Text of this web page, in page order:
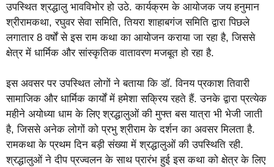
उपस्थित श्रद्धालु भावविभोर हो उठे. कार्यक्रम के आयोजक जय हनुमान
श्रीरामकथा, रघुवर सेवा समिति, तियरा शाहाबगंज समिति द्वारा पिछले
लगातार 8 वर्षों से इस राम कथा का आयोजन कराया जा रहा है, जिससे
क्षेत्र में धार्मिक और सांस्कृतिक वातावरण मजबूत हो रहा है.
इस अवसर पर उपस्थित लोगों ने बताया कि डॉ. विनय प्रकाश तिवारी
सामाजिक और धार्मिक कार्यों में हमेशा सक्रिय रहते हैं. उनके द्वारा प्रत्येक
महीने अयोध्या धाम के लिए श्रद्धालुओं की मुफ्त बस यात्रा भी भेजी जाती
है, जिससे अनेक लोगों को प्रभु श्रीराम के दर्शन का अवसर मिलता है.
रामकथा के प्रथम दिन बड़ी संख्या में श्रद्धालुओं की उपस्थिति रही.
श्रद्धालुओं ने दीप प्रज्वलन के साथ प्रारंभ हुई इस कथा को क्षेत्र के लिए